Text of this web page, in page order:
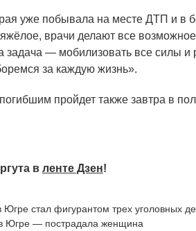
уже побывала на месте ДТП и в
врачи делают все
задача — мобилизовать все силы и
за каждую жизнь».
пройдет также завтра в
в ленте Дзен!
стал фигурантом трех уголовных
Югре — пострадала женщина